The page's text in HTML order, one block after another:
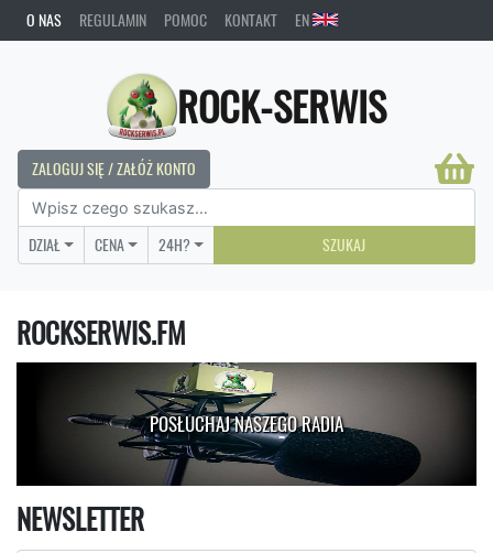
O NAS REGULAMIN POMOC KONTAKT EN
ROCK-SERWIS
ZALOGUJ SIĘ / ZAŁÓŻ KONTO
DZIAŁ CENA 24H? SZUKAJ
ROCKSERWIS.FM
POSŁUCHAJ NASZEGO RADIA
NEWSLETTER